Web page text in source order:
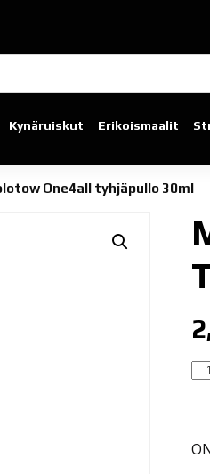
Kynäruiskut Erikoismaalit
One4all tyhjäpullo 30ml